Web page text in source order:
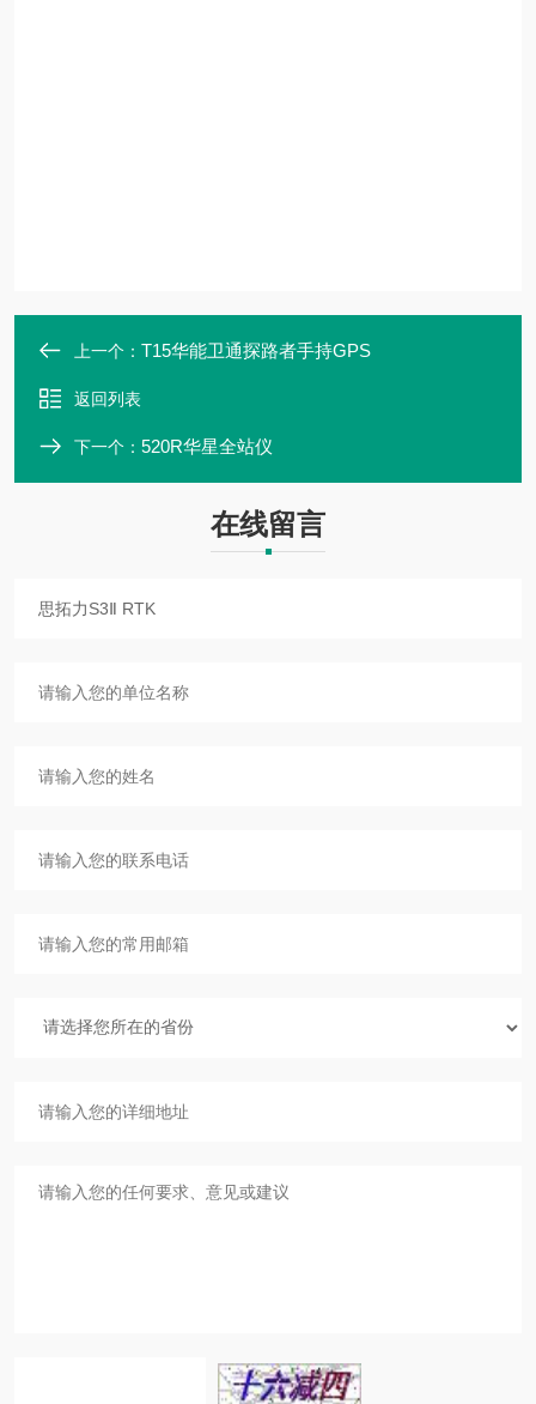
上一个： T15华能卫通探路者手持GPS
返回列表
下一个： 520R华星全站仪
在线留言